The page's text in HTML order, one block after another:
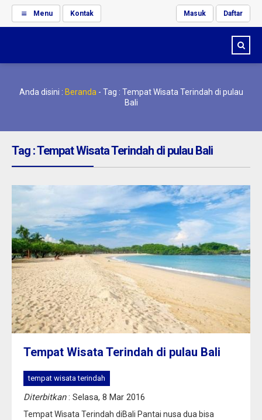
Menu Kontak Masuk Daftar
Anda disini : Beranda - Tag : Tempat Wisata Terindah di pulau
Bali
Tag : Tempat Wisata Terindah di pulau Bali
Tempat Wisata Terindah di pulau Bali
tempat wisata terindah
Diterbitkan: Selasa, 8 Mar 2016
Tempat Wisata Terindah diBali Pantai nusa dua bisa